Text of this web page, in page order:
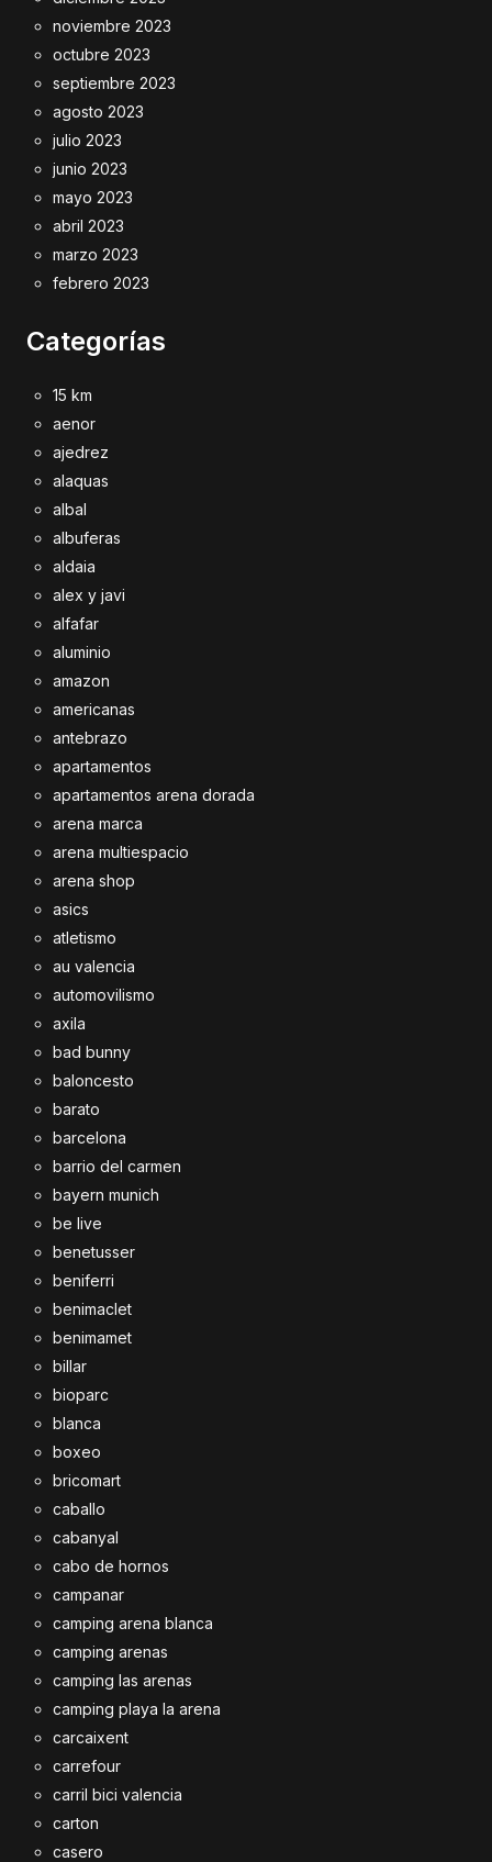
noviembre 2023
octubre 2023
septiembre 2023
agosto 2023
julio 2023
junio 2023
mayo 2023
abril 2023
marzo 2023
febrero 2023
Categorías
15 km
aenor
ajedrez
alaquas
albal
albuferas
aldaia
alex y javi
alfafar
aluminio
amazon
americanas
antebrazo
apartamentos
apartamentos arena dorada
arena marca
arena multiespacio
arena shop
asics
atletismo
au valencia
automovilismo
axila
bad bunny
baloncesto
barato
barcelona
barrio del carmen
bayern munich
be live
benetusser
beniferri
benimaclet
benimamet
billar
bioparc
blanca
boxeo
bricomart
caballo
cabanyal
cabo de hornos
campanar
camping arena blanca
camping arenas
camping las arenas
camping playa la arena
carcaixent
carrefour
carril bici valencia
carton
casero